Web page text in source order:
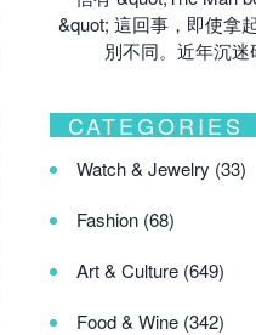
&quot; 這回事，即使拿
別不同。近年沉迷
CATEGORIES
Watch & Jewelry (33)
Fashion (68)
Art & Culture (649)
Food & Wine (342)